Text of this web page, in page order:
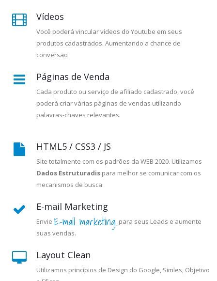
Vídeos
Você poderá vincular vídeos do Youtube em seus
produtos cadastrados. Aumentando a chance de
conversão
Páginas de Venda
Cada produto ou serviço de afiliado cadastrado, você
poderá criar várias páginas de vendas utilizando
palavras-chaves relevantes.
HTML5 / CSS3 / JS
Site totalmente com os padrões da WEB 2020. Utilizamos
Dados Estruturadis para melhor se comunicar com os
mecanismos de busca
E-mail Marketing
Envie E-mail marketing. para seus Leads e aumente
suas vendas.
Layout Clean
Utilizamos princípios de Design do Google, Simles, Objetivo